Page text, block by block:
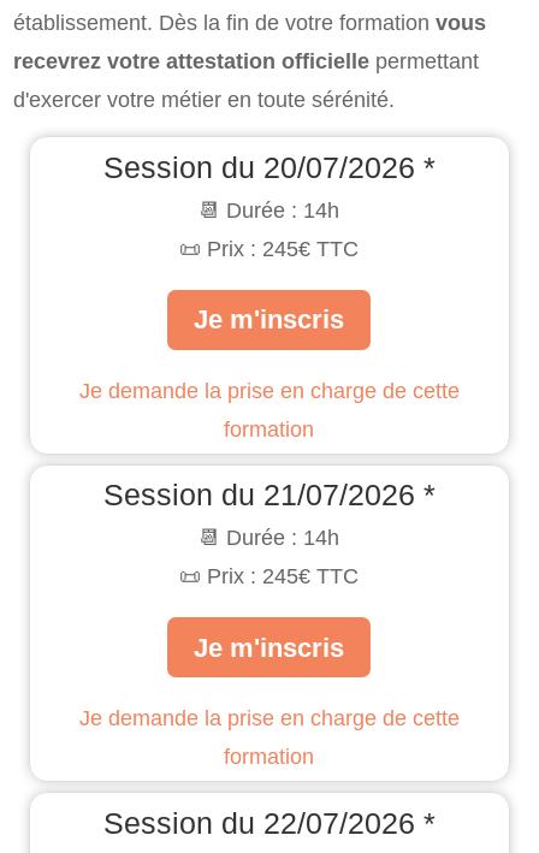
établissement. Dès la fin de votre formationvous
recevrez votre attestation officielle permettant
d'exercer votre métier en toute sérénité.
Session du 20/07/2026 *
📆 Durée : 14h
📜 Prix : 245€ TTC
Je m'inscris
Je demande la prise en charge de cette
formation
Session du 21/07/2026 *
📆 Durée : 14h
📜 Prix : 245€ TTC
Je m'inscris
Je demande la prise en charge de cette
formation
Session du 22/07/2026 *